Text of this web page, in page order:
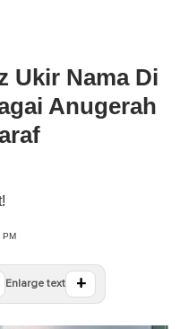
Ukir Nama Di
Anugerah
PM
Enlarge text +